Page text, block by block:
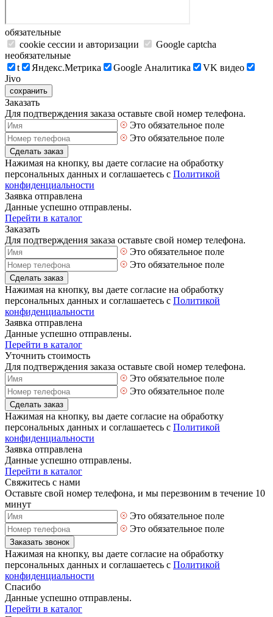
обязательные
cookie сессии и авторизации
Google captcha
необязательные
t
Яндекс.Метрика Google Аналитика
VK видео
Jivo
сохранить
Заказать
Для подтверждения заказа оставьте свой номер телефона.
Это обязательное поле
Это обязательное поле
Сделать заказ
Нажимая на кнопку, вы даете согласие на обработку
персональных данных и соглашаетесь с Политикой
конфиденциальности
Заявка отправлена
Данные успешно отправлены.
Перейти в каталог
Заказать
Для подтверждения заказа оставьте свой номер телефона.
Это обязательное поле
Это обязательное поле
Сделать заказ
Нажимая на кнопку, вы даете согласие на обработку
персональных данных и соглашаетесь с Политикой
конфиденциальности
Заявка отправлена
Данные успешно отправлены.
Перейти в каталог
Уточнить стоимость
Для подтверждения заказа оставьте свой номер телефона.
Это обязательное поле
Это обязательное поле
Сделать заказ
Нажимая на кнопку, вы даете согласие на обработку
персональных данных и соглашаетесь с Политикой
конфиденциальности
Заявка отправлена
Данные успешно отправлены.
Перейти в каталог
Свяжитесь с нами
Оставьте свой номер телефона, и мы перезвоним в течение 10
минут
Это обязательное поле
Это обязательное поле
Заказать звонок
Нажимая на кнопку, вы даете согласие на обработку
персональных данных и соглашаетесь с Политикой
конфиденциальности
Спасибо
Данные успешно отправлены.
Перейти в каталог